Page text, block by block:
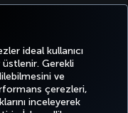
ideal kullanıcı
Gerekli
ve
çerezleri,
inceleyerek